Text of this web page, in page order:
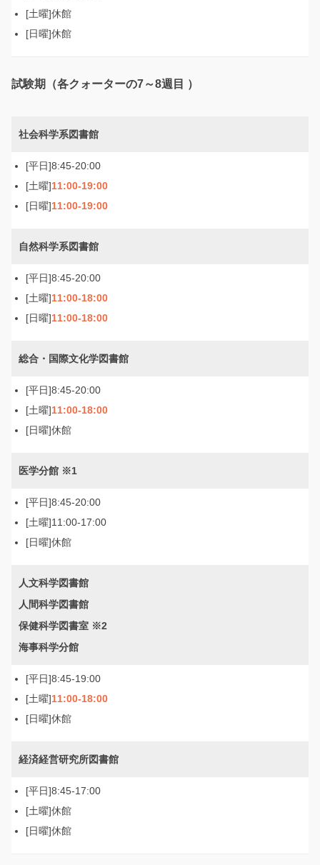
休館
休館
試験期（各クォーターの7～8週目 ）
社会科学系図書館
8:45-20:00
11:00-19:00
11:00-19:00
自然科学系図書館
8:45-20:00
11:00-18:00
11:00-18:00
総合・国際文化学図書館
8:45-20:00
11:00-18:00
休館
医学分館 ※1
8:45-20:00
11:00-17:00
休館
人文科学図書館
人間科学図書館
保健科学図書室 ※2
海事科学分館
8:45-19:00
11:00-18:00
休館
経済経営研究所図書館
8:45-17:00
休館
休館